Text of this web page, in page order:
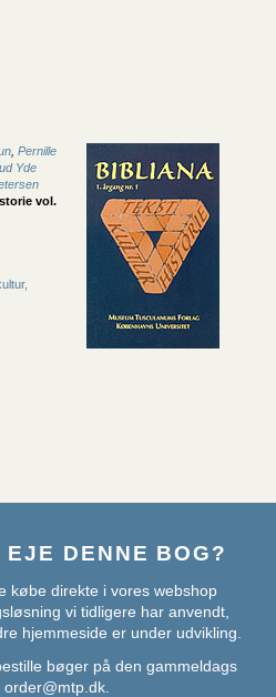
Pernille
Yde
vol.
DENNE BOG?
købe direkte i vores webshop
vi tidligere har anvendt,
hjemmeside er under udvikling.
bøger på den gammeldags
order@mtp.dk.